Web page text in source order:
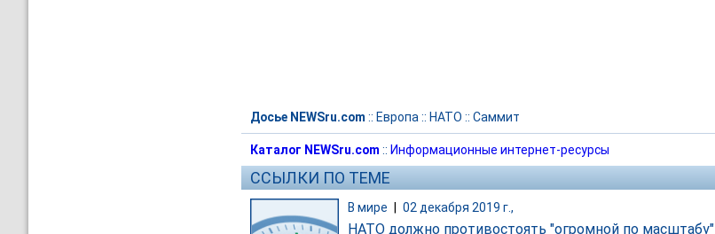
Досье NEWSru.com :: Европа :: НАТО :: Саммит
Каталог NEWSru.com :: Информационные интернет-ресурсы
ССЫЛКИ ПО ТЕМЕ
В мире 02 декабря 2019 г.,
НАТО должно противостоять "огромной по масштабу"